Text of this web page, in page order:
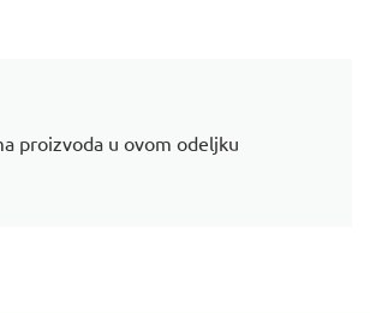
proizvoda u ovom odeljku